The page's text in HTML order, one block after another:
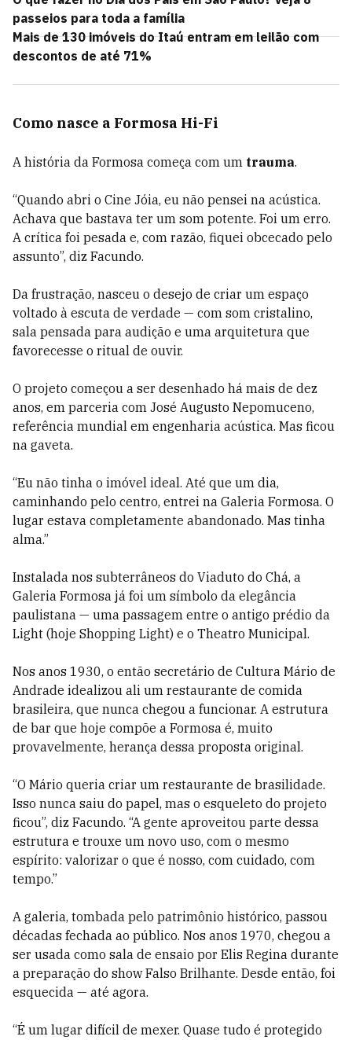
passeios para toda a família
Mais de 130 imóveis do Itaú entram em leilão com
descontos de até 71%
Como nasce a Formosa Hi-Fi
A história da Formosa começa com um trauma.
“Quando abri o Cine Jóia, eu não pensei na acústica.
Achava que bastava ter um som potente. Foi um erro.
A crítica foi pesada e, com razão, fiquei obcecado pelo
assunto”, diz Facundo.
Da frustração, nasceu o desejo de criar um espaço
voltado à escuta de verdade — com som cristalino,
sala pensada para audição e uma arquitetura que
favorecesse o ritual de ouvir.
O projeto começou a ser desenhado há mais de dez
anos, em parceria com José Augusto Nepomuceno,
referência mundial em engenharia acústica. Mas ficou
na gaveta.
“Eu não tinha o imóvel ideal. Até que um dia,
caminhando pelo centro, entrei na Galeria Formosa. O
lugar estava completamente abandonado. Mas tinha
alma.”
Instalada nos subterrâneos do Viaduto do Chá, a
Galeria Formosa já foi um símbolo da elegância
paulistana — uma passagem entre o antigo prédio da
Light (hoje Shopping Light) e o Theatro Municipal.
Nos anos 1930, o então secretário de Cultura Mário de
Andrade idealizou ali um restaurante de comida
brasileira, que nunca chegou a funcionar. A estrutura
de bar que hoje compõe a Formosa é, muito
provavelmente, herança dessa proposta original.
“O Mário queria criar um restaurante de brasilidade.
Isso nunca saiu do papel, mas o esqueleto do projeto
ficou”, diz Facundo. “A gente aproveitou parte dessa
estrutura e trouxe um novo uso, com o mesmo
espírito: valorizar o que é nosso, com cuidado, com
tempo.”
A galeria, tombada pelo patrimônio histórico, passou
décadas fechada ao público. Nos anos 1970, chegou a
ser usada como sala de ensaio por Elis Regina durante
a preparação do show Falso Brilhante. Desde então, foi
esquecida — até agora.
“É um lugar difícil de mexer. Quase tudo é protegido